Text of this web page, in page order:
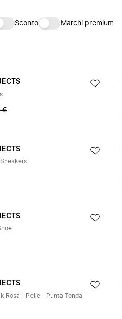
Sconto Marchi premium
€
Rosa - Pelle - Punta Tonda